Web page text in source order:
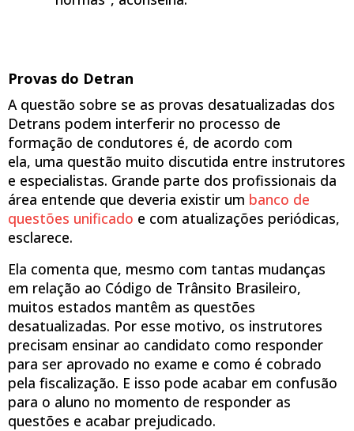
Provas do Detran
A questão sobre se as provas desatualizadas dos
Detrans podem interferir no processo de
formação de condutores é, de acordo com
ela, uma questão muito discutida entre instrutores
e especialistas. Grande parte dos profissionais da
área entende que deveria existir um banco de
questões unificado e com atualizações periódicas,
esclarece.
Ela comenta que, mesmo com tantas mudanças
em relação ao Código de Trânsito Brasileiro,
muitos estados mantêm as questões
desatualizadas. Por esse motivo, os instrutores
precisam ensinar ao candidato como responder
para ser aprovado no exame e como é cobrado
pela fiscalização. E isso pode acabar em confusão
para o aluno no momento de responder as
questões e acabar prejudicado.